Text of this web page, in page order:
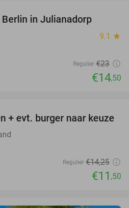
Berlin in Julianadorp
9.1 star
Regulier €23
€14,50
19%
+ evt. burger naar keuze
Regulier €14,25
€11 ,50